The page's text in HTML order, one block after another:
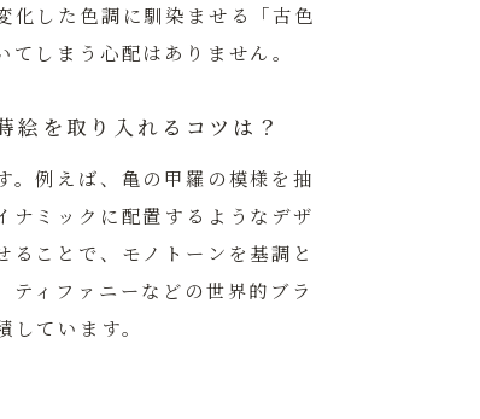
化した色調に馴染ませる「古色
しまう心配はありません。
絵を取り入れるコツは？
。例えば、亀の甲羅の模様を抽
ナミックに配置するようなデザ
ことで、モノトーンを基調と
ティファニーなどの世界的ブラ
ています。